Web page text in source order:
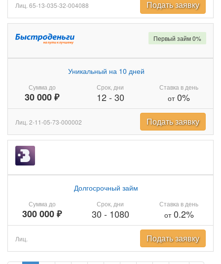
Лиц. 65-13-035-32-004088 Подать заявку
Сумма до
30 000 ₽
Уникальный на 10 дней
Срок, дни
12- 30
Ставка в день
от0%
Первый займ 0%
Лиц. 2-11-05-73-000002 Подать заявку
Сумма до
300 000 ₽
Долгосрочный займ
Срок, дни
30 - 1080
Ставка в день
от0.2%
Лиц. Подать заявку